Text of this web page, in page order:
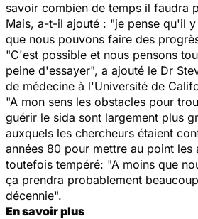
savoir combien de temps il faudra
Mais, a-t-il ajouté : "je pense qu'il
que nous pouvons faire des
"C'est possible et nous pensons
peine d'essayer", a ajouté le Dr
de médecine à l'Université de
"A mon sens les obstacles pour
guérir le sida sont largement plus
auxquels les chercheurs étaient
années 80 pour mettre au point
toutefois tempéré: "A moins que
ça prendra probablement
décennie".
En savoir plus